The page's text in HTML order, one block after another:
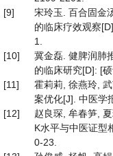
[9]
宋玲玉. 百合固金
的临床疗效观察
1.
[10]
冀金磊. 健脾润肺
的临床研究[D]: [
[11]
霍莉莉, 徐燕玲,
案优化[J]. 中医学
[12]
赵良琛, 牟春笋,
K水平与中医证型
0-23.